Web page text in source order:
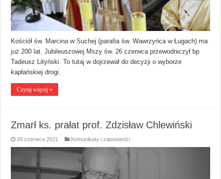
Kościół św. Marcina w Suchej (parafia św. Wawrzyńca w Ługach) ma
już 200 lat. Jubileuszowej Mszy św. 26 czerwca przewodniczył bp
Tadeusz Lityński. To tutaj w dojrzewał do decyzji o wyborze
kapłańskiej drogi.
Czytaj więcej »
Zmarł ks. prałat prof. Zdzisław Chlewiński
26 czerwca 2021 Komunikaty i zapowiedzi